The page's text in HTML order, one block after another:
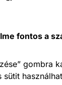
fontos a
gombra
sütit